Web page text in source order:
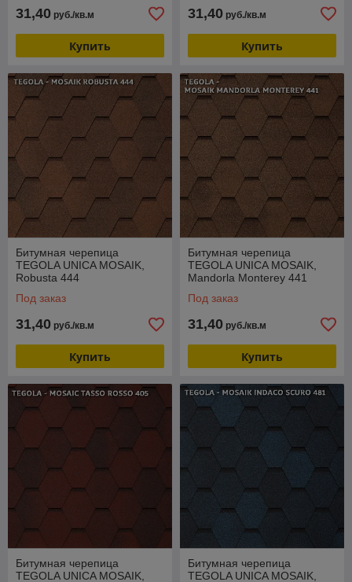
31,40 руб./кв.м
Купить
31,40 руб./кв.м
Купить
Битумная черепица
TEGOLA UNICA MOSAIK,
Robusta 444
Под заказ
31,40 руб./кв.м
Купить
Битумная черепица
TEGOLA UNICA MOSAIK,
Mandorla Monterey 441
Под заказ
31,40 руб./кв.м
Купить
Битумная черепица
TEGOLA UNICA MOSAIK,
Битумная черепица
TEGOLA UNICA MOSAIK,